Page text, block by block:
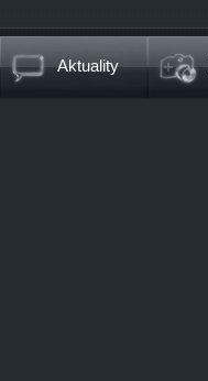
Aktuality